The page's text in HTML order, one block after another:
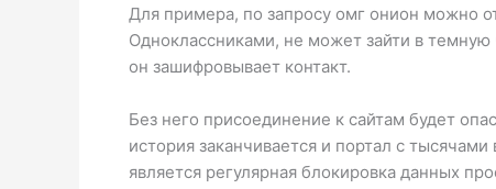
Для примера, по запросу омг онион можно
Одноклассниками, не может зайти в
он зашифровывает контакт.
Без него присоединение к сайтам будет
история заканчивается и портал с
является регулярная блокировка данных